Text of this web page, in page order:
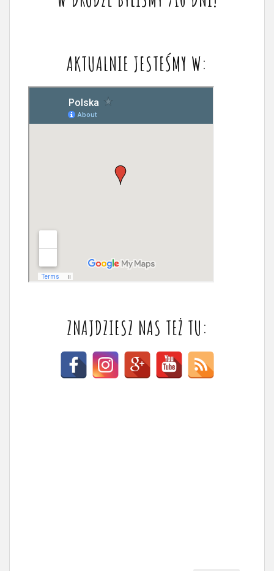
AKTUALNIE JESTEŚMY W:
ZNAJDZIESZ NAS TEŻ TU: